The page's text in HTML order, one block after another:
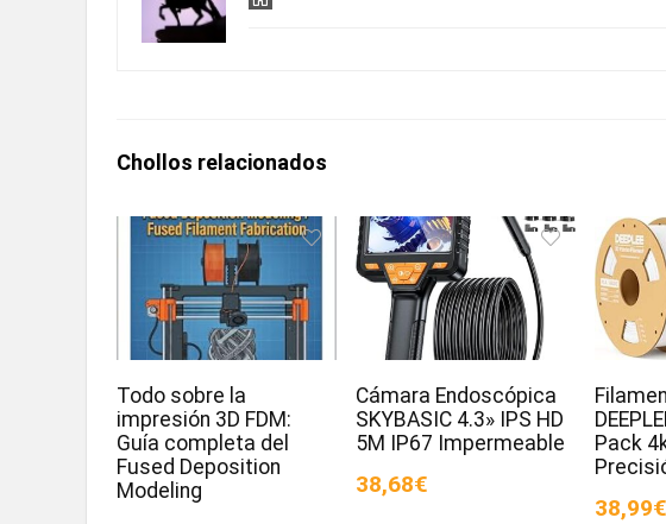
Chollos relacionados
Todo sobre la
impresión 3D FDM:
Guía completa del
Fused Deposition
Modeling
Cámara Endoscópica
SKYBASIC 4.3» IPS HD
5M IP67 Impermeable
38,68€
Pack
38,99€